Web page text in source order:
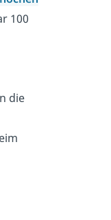
100
die